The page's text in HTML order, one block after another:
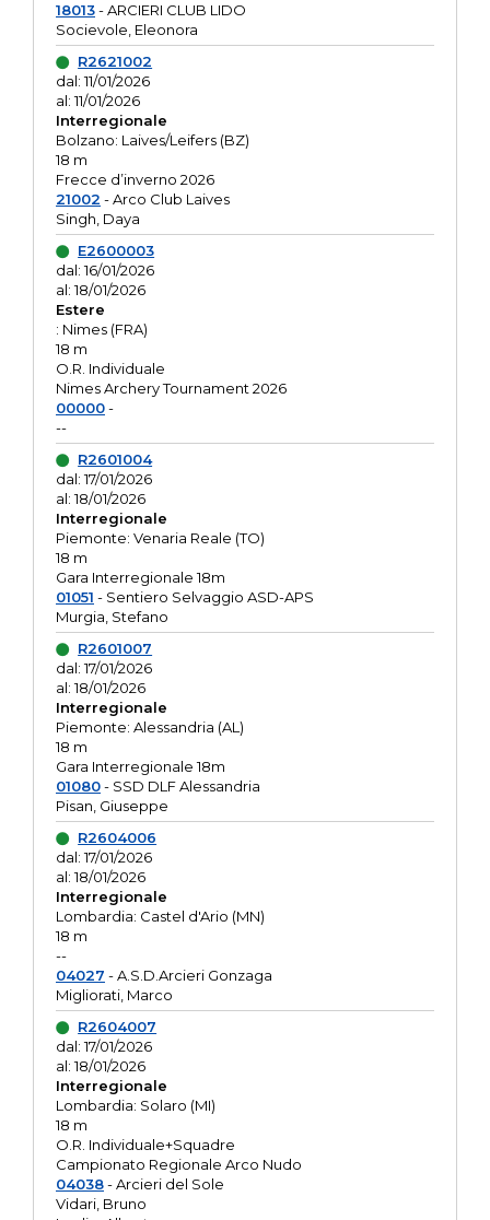
18013- ARCIERI CLUB LIDO
Socievole, Eleonora
R2621002
dal: 11/01/2026
al: 11/01/2026
Interregionale
Bolzano: Laives/Leifers (BZ)
18 m
Frecce d’inverno 2026
21002 - Arco Club Laives
Singh, Daya
E2600003
dal: 16/01/2026
al: 18/01/2026
Estere
: Nimes (FRA)
18 m
O.R. Individuale
Nimes Archery Tournament 2026
00000-
--
R2601004
dal: 17/01/2026
al: 18/01/2026
Interregionale
Piemonte: Venaria Reale (TO)
18 m
Gara Interregionale 18m
01051 - Sentiero Selvaggio ASD-APS
Murgia, Stefano
R2601007
dal: 17/01/2026
al: 18/01/2026
Interregionale
Piemonte: Alessandria (AL)
18 m
Gara Interregionale 18m
01080- SSD DLF Alessandria
Pisan, Giuseppe
R2604006
dal: 17/01/2026
al: 18/01/2026
Interregionale
Lombardia: Castel d'Ario (MN)
18 m
--
04027 - A.S.D.Arcieri Gonzaga
Migliorati, Marco
R2604007
dal: 17/01/2026
al: 18/01/2026
Interregionale
Lombardia: Solaro (MI)
18 m
O.R. Individuale+Squadre
Campionato Regionale Arco Nudo
04038- Arcieri del Sole
Vidari, Bruno